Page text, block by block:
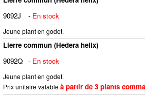
9092J
- En stock
Jeune plant en godet.
Lierre commun (Hedera helix)
9092Q - En stock
Jeune plant en godet.
Prix unitaire valableà partir de 3 plants